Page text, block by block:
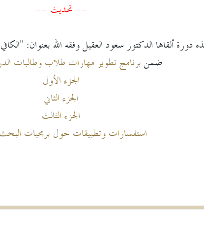
-- تحديث --
دورة ألقاها الدكتور سعود العقيل وفقه الله بعنوان:
ضمنبرنامج تطوير مهارات طلاب وطالبات
الجزء الأول
الجزء الثاني
الجزء الثالث
استفسارات وتطبيقات حول برمجيات